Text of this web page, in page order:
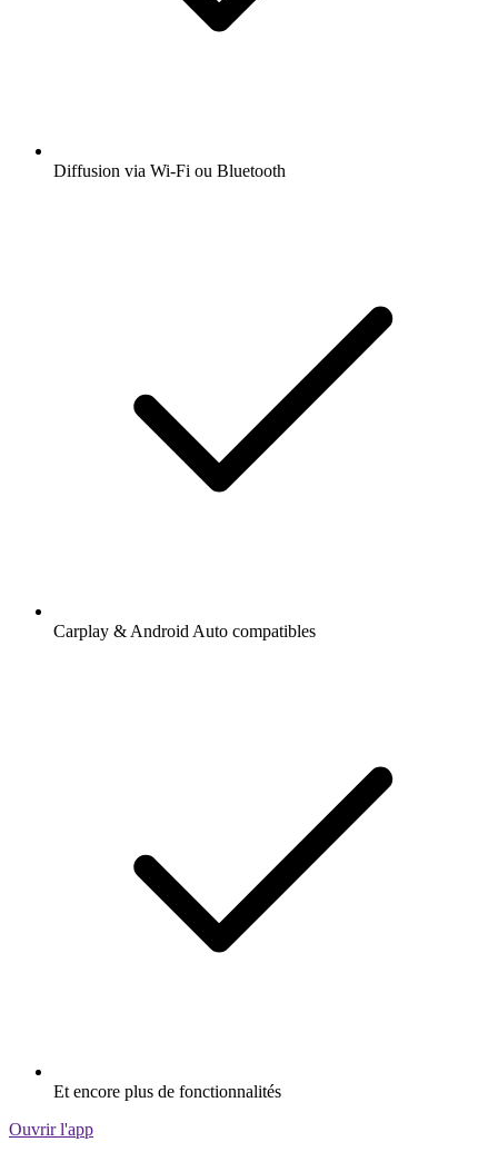
Diffusion via Wi-Fi ou Bluetooth
Carplay & Android Auto compatibles
Et encore plus de fonctionnalités
Ouvrir l'app